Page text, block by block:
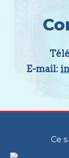
E-mail:
Ce